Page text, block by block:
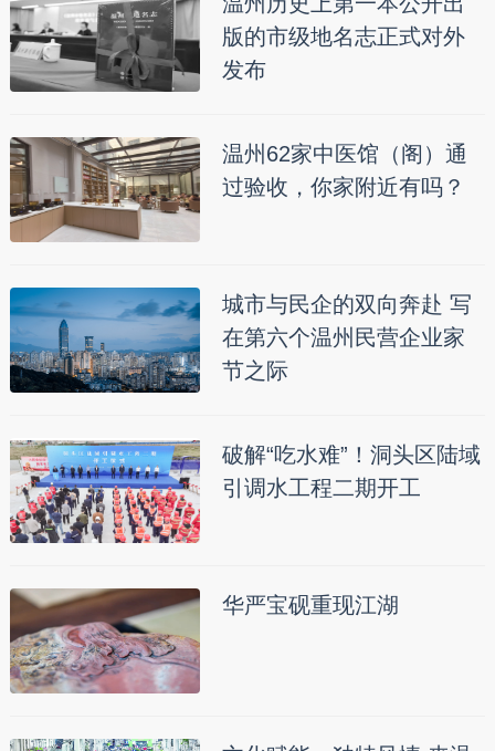
版的市级地名志正式对外
发布
温州62家中医馆（阁）通
过验收，你家附近有吗？
城市与民企的双向奔赴 写
在第六个温州民营企业家
节之际
破解“吃水难”！洞头区陆域
引调水工程二期开工
华严宝砚重现江湖